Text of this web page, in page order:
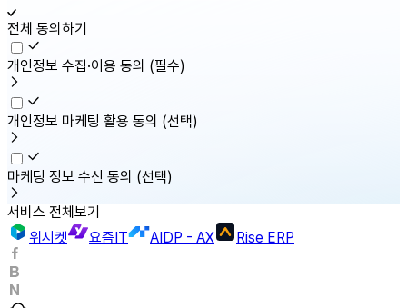
전체 동의하기
개인정보 수집·이용 동의 (필수)
개인정보 마케팅 활용 동의 (선택)
마케팅 정보 수신 동의 (선택)
서비스 전체보기
위시켓
요즘IT AIDP - AX Rise ERP